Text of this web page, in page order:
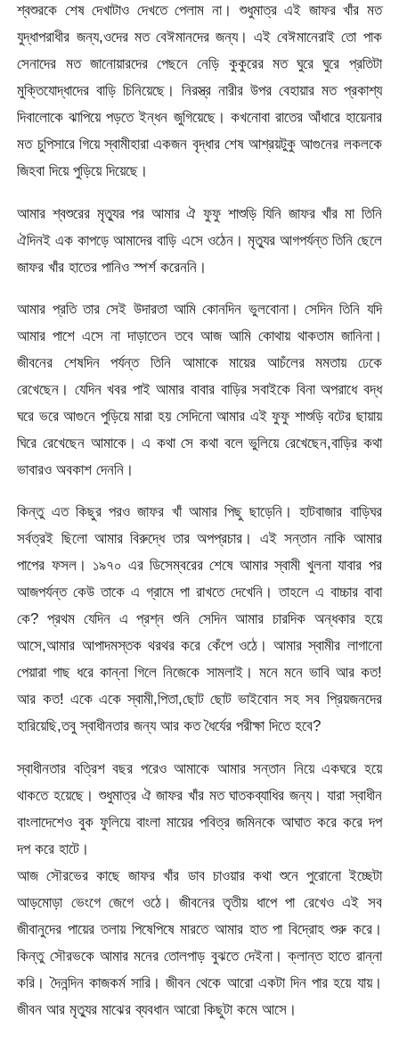
শ্বশুরকে শেষ দেখাটাও দেখতে পেলাম না। শুধুমাত্র এই জাফর খাঁর মত
যুদ্ধাপরাধীর জন্য,ওদের মত বেঈমানদের জন্য। এই বেঈমানেরাই তো পাক
সেনাদের মত জানোয়ারদের পেছনে নেড়ি কুকুরের মত ঘুরে ঘুরে প্রতিটা
মুক্তিযোদ্ধাদের বাড়ি চিনিয়েছে। নিরস্ত্র নারীর উপর বেহায়ার মত প্রকাশ্য
দিবালোকে ঝাপিয়ে পড়তে ইন্ধন জুগিয়েছে। কখনোবা রাতের আঁধারে হায়েনার
মত চুপিসারে গিয়ে স্বামীহারা একজন বৃদ্ধার শেষ আশ্রয়টুকু আগুনের লকলকে
জিহবা দিয়ে পুড়িয়ে দিয়েছে।
আমার শ্বশুরের মৃত্যুর পর আমার ঐ ফুফু শাশুড়ি যিনি জাফর খাঁর মা তিনি
ঐদিনই এক কাপড়ে আমাদের বাড়ি এসে ওঠেন। মৃত্যুর আগপর্যন্ত তিনি ছেলে
জাফর খাঁর হাতের পানিও স্পর্শ করেননি।
আমার প্রতি তার সেই উদারতা আমি কোনদিন ভুলবোনা। সেদিন তিনি যদি
আমার পাশে এসে না দাড়াতেন তবে আজ আমি কোথায় থাকতাম জানিনা।
জীবনের শেষদিন পর্যন্ত তিনি আমাকে মায়ের আচঁলের মমতায় ঢেকে
রেখেছেন। যেদিন খবর পাই আমার বাবার বাড়ির সবাইকে বিনা অপরাধে বদ্ধ
ঘরে ভরে আগুনে পুড়িয়ে মারা হয় সেদিনো আমার এই ফুফু শাশুড়ি বটের ছায়ায়
ঘিরে রেখেছেন আমাকে। এ কথা সে কথা বলে ভুলিয়ে রেখেছেন,বাড়ির কথা
ভাবারও অবকাশ দেননি।
কিন্তু এত কিছুর পরও জাফর খাঁ আমার পিছু ছাড়েনি। হাটবাজার বাড়িঘর
সর্বত্রই ছিলো আমার বিরুদ্ধে তার অপপ্রচার। এই সন্তান নাকি আমার
পাপের ফসল। ১৯৭০ এর ডিসেম্বরের শেষে আমার স্বামী খুলনা যাবার পর
আজপর্যন্ত কেউ তাকে এ গ্রামে পা রাখতে দেখেনি। তাহলে এ বাচ্চার বাবা
কে? প্রথম যেদিন এ প্রশ্ন শুনি সেদিন আমার চারদিক অন্ধকার হয়ে
আসে,আমার আপাদমস্তক থরথর করে কেঁপে ওঠে। আমার স্বামীর লাগানো
পেয়ারা গাছ ধরে কান্না গিলে নিজেকে সামলাই। মনে মনে ভাবি আর কত!
আর কত! একে একে স্বামী,পিতা,ছোট ছোট ভাইবোন সহ সব প্রিয়জনদের
হারিয়েছি,তবু স্বাধীনতার জন্য আর কত ধৈর্যের পরীক্ষা দিতে হবে?
স্বাধীনতার বত্রিশ বছর পরেও আমাকে আমার সন্তান নিয়ে একঘরে হয়ে
থাকতে হয়েছে। শুধুমাত্র ঐ জাফর খাঁর মত ঘাতকব্যাধির জন্য। যারা স্বাধীন
বাংলাদেশেও বুক ফুলিয়ে বাংলা মায়ের পবিত্র জমিনকে আঘাত করে করে দপ
দপ করে হাটে।
আজ সৌরভের কাছে জাফর খাঁর ডাব চাওয়ার কথা শুনে পুরোনো ইচ্ছেটা
আড়মোড়া ভেংগে জেগে ওঠে। জীবনের তৃতীয় ধাপে পা রেখেও এই সব
জীবানুদের পায়ের তলায় পিষেপিষে মারতে আমার হাত পা বিদ্রোহ শুরু করে।
কিন্তু সৌরভকে আমার মনের তোলপাড় বুঝতে দেইনা। ক্লান্ত হাতে রান্না
করি। দৈনন্দিন কাজকর্ম সারি। জীবন থেকে আরো একটা দিন পার হয়ে যায়।
জীবন আর মৃত্যুর মাঝের ব্যবধান আরো কিছুটা কমে আসে।